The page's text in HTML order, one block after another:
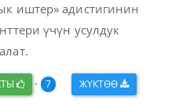
иштер» адистигинин
үчүн усулдук
- 7 ЖҮКТӨӨ